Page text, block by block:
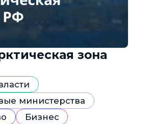
зона
министерства
Бизнес